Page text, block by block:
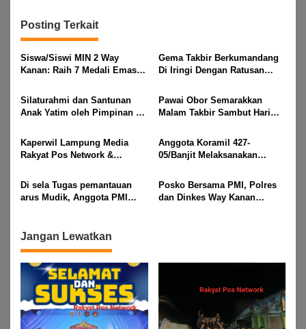
Posting Terkait
Siswa/Siswi MIN 2 Way
Kanan: Raih 7 Medali Emas
Gubernur Lampung Cup 2
Taekwondo Championship
2026
Gema Takbir Berkumandang
Di Iringi Dengan Ratusan
Rayakan Kemenangan Idul
Fitri 1447 H
Silaturahmi dan Santunan
Anak Yatim oleh Pimpinan PT
Idul Fitri di Way Kanan
Pawai Obor Semarakkan
Malam Takbir Sambut Hari
M, Di Kampung Simpang
Asam, Kecamatan Banjit
Kaperwil Lampung Media
Rakyat Pos Network &
Network,Tergabung Di Forum
DPC KWRI, Way Kanan :
Mengucapkan Selamat Hari
Anggota Koramil 427-
05/Banjit Melaksanakan
ogoh Di Wilayah Bali Sadhar,
Kecamatan Banjit
Di sela Tugas pemantauan
arus Mudik, Anggota PMI
Demi Selamatkan Nyawa
Posko Bersama PMI, Polres
dan Dinkes Way Kanan
Jangan Lewatkan